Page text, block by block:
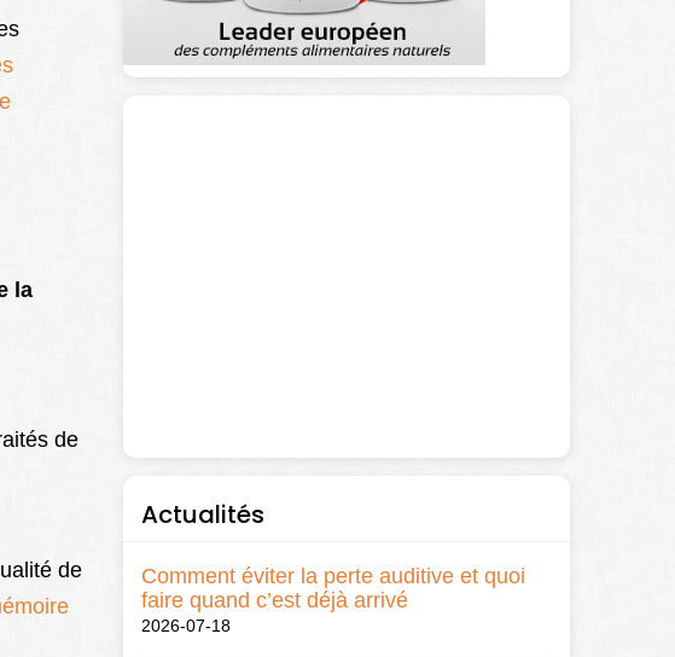
la
de
de
Actualités
Comment éviter la perte auditive et quoi
faire quand c’est déjà arrivé
2026-07-18